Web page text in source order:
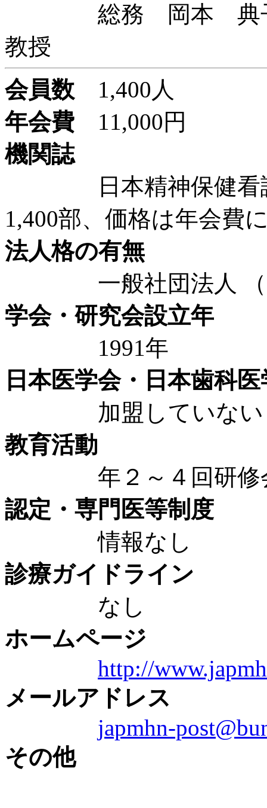
総務 岡本 典子
教授
会員数 1,400人
年会費 11,000円
機関誌
日本精神保健看護
1,400部、価格は年会費
法人格の有無
一般社団法人 （
学会・研究会設立年
1991年
日本医学会・日本歯科
加盟していない
教育活動
年２～４回研修会
認定・専門医等制度
情報なし
診療ガイドライン
なし
ホームページ
http://
メールアドレス
japmhn-
その他